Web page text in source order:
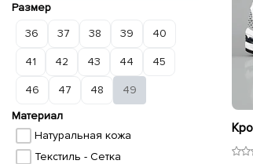
Размер
36
37 38 39 40
41 42 43 44 45
46 47 48
49
Материал
Натуральная кожа
Текстиль - Сетка